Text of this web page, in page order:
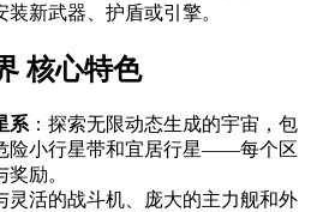
新武器、护盾或引擎。
核心特色
系 ：探索无限动态生成的宇宙，包
险小行星带和宜居行星——每个区
励。
灵活的战斗机、庞大的主力舰和外